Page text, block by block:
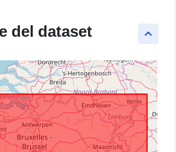
keyboard_arrow_up
del dataset